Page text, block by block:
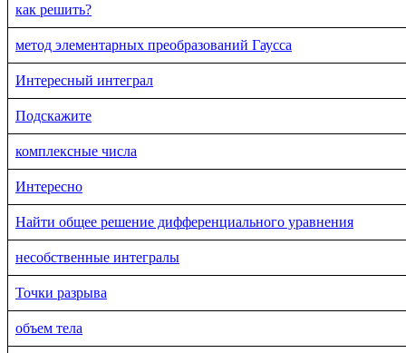
как решить?
метод элементарных преобразований Гаусса
Интересный интеграл
Подскажите
комплексные числа
Интересно
Найти общее решение дифференциального уравнения
несобственные интегралы
Точки разрыва
объем тела